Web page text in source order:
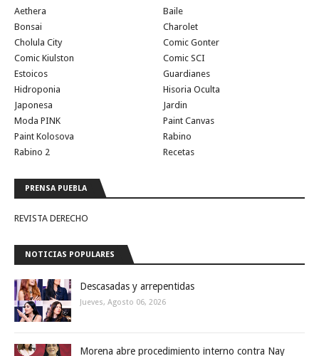
Aethera
Baile
Bonsai
Charolet
Cholula City
Comic Gonter
Comic Kiulston
Comic SCI
Estoicos
Guardianes
Hidroponia
Hisoria Oculta
Japonesa
Jardin
Moda PINK
Paint Canvas
Paint Kolosova
Rabino
Rabino 2
Recetas
PRENSA PUEBLA
REVISTA DERECHO
NOTICIAS POPULARES
Descasadas y arrepentidas
Jueves, Agosto 06, 2026
Morena abre procedimiento interno contra Nay